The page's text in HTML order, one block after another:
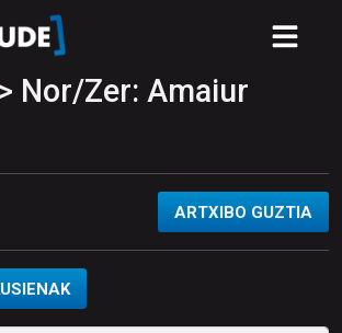
> Nor/Zer: Amaiur
ARTXIBO GUZTIA